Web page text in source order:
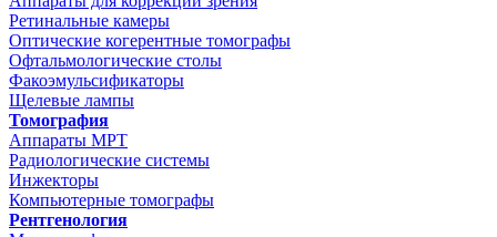
Ретинальные камеры
Оптические когерентные томографы
Офтальмологические столы
Факоэмульсификаторы
Щелевые лампы
Томография
Аппараты МРТ
Радиологические системы
Инжекторы
Компьютерные томографы
Рентгенология